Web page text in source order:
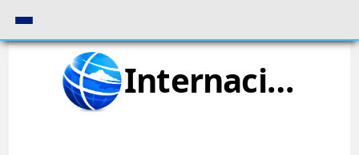
Internacional